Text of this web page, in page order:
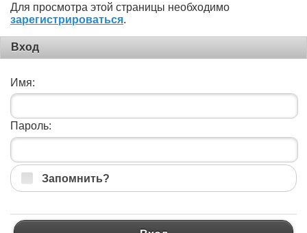
Для просмотра этой страницы необходимо
зарегистрироваться.
Вход
Имя:
Пароль:
Запомнить?